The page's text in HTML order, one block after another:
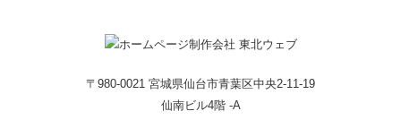
〒980-0021 宮城県仙台市青葉区中央2-11-19
仙南ビル4階 -A